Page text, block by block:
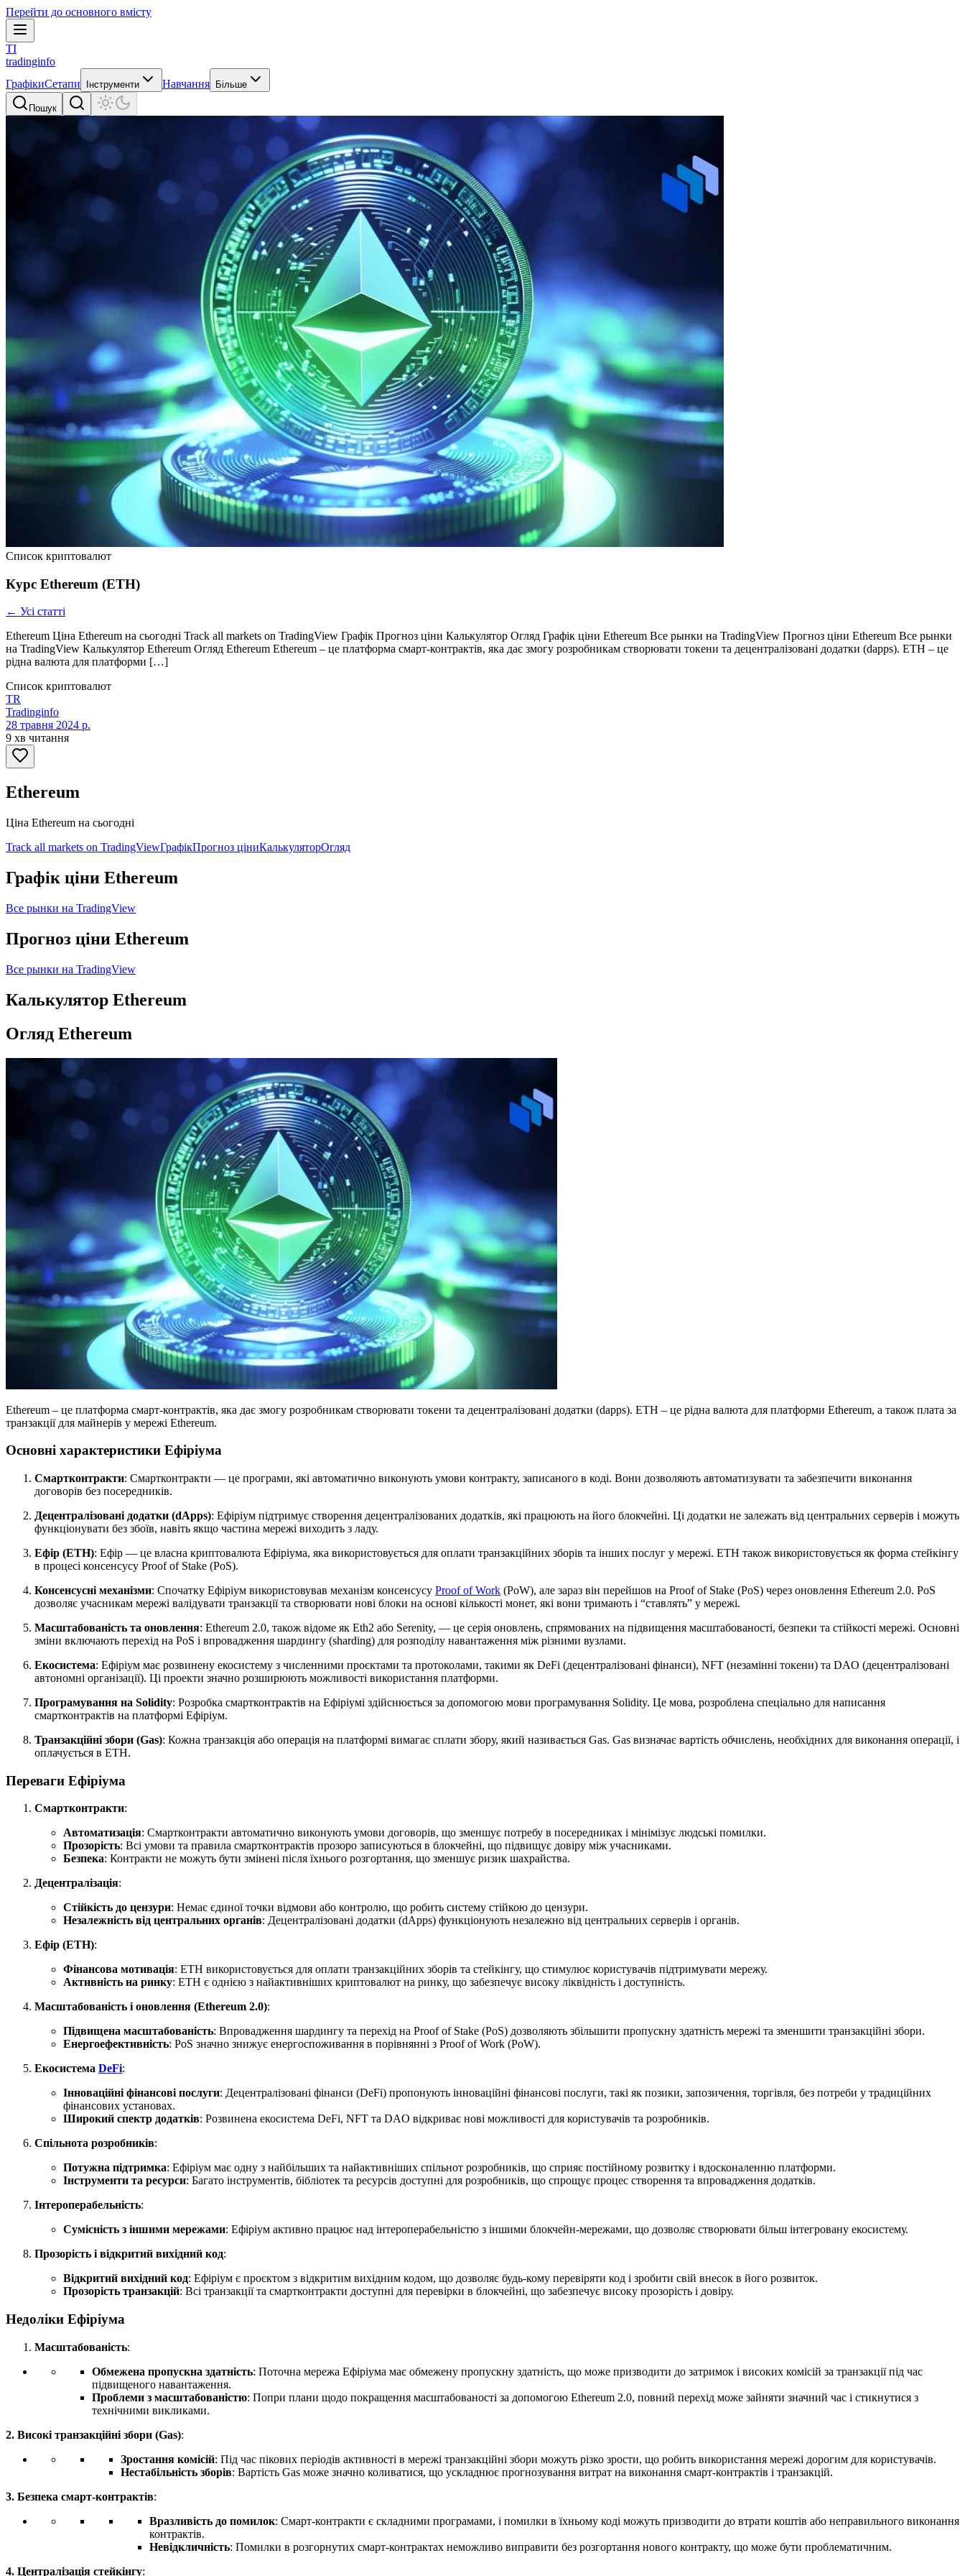
Перейти до основного вмісту
TI
tradinginfo
ГрафікиСетапи Інструменти Навчання Більше
Пошук
Список криптовалют
Курс Ethereum (ETH)
← Усі статті
Ethereum Ціна Ethereum на сьогодні Track all markets on TradingView Графік Прогноз ціни Калькулятор Огляд Графік ціни Ethereum Все рынки на TradingView Прогноз ціни Ethereum Все рынки
на TradingView Калькулятор Ethereum Огляд Ethereum Ethereum – це платформа смарт-контрактів, яка дає змогу розробникам створювати токени та децентралізовані додатки (dapps). ETH – це
рідна валюта для платформи […]
Список криптовалют
TR
Tradinginfo
28 травня 2024 р.
9 хв читання
Ethereum
Ціна Ethereum на сьогодні
Track all markets on TradingViewГрафікПрогноз ціниКалькуляторОгляд
Графік ціни Ethereum
Все рынки на TradingView
Прогноз ціни Ethereum
Все рынки на TradingView
Калькулятор Ethereum
Огляд Ethereum
Ethereum – це платформа смарт-контрактів, яка дає змогу розробникам створювати токени та децентралізовані додатки (dapps). ETH – це рідна валюта для платформи Ethereum, а також плата за
транзакції для майнерів у мережі Ethereum.
Основні характеристики Ефіріума
Смартконтракти: Смартконтракти — це програми, які автоматично виконують умови контракту, записаного в коді. Вони дозволяють автоматизувати та забезпечити виконання
договорів без посередників.
Децентралізовані додатки (dApps): Ефіріум підтримує створення децентралізованих додатків, які працюють на його блокчейні. Ці додатки не залежать від центральних серверів і можуть
функціонувати без збоїв, навіть якщо частина мережі виходить з ладу.
Ефір (ETH): Ефір — це власна криптовалюта Ефіріума, яка використовується для оплати транзакційних зборів та інших послуг у мережі. ETH також використовується як форма стейкінгу
в процесі консенсусу Proof of Stake (PoS).
Консенсусні механізми: Спочатку Ефіріум використовував механізм консенсусу Proof of Work (PoW), але зараз він перейшов на Proof of Stake (PoS) через оновлення Ethereum 2.0. PoS
дозволяє учасникам мережі валідувати транзакції та створювати нові блоки на основі кількості монет, які вони тримають і “ставлять” у мережі.
Масштабованість та оновлення: Ethereum 2.0, також відоме як Eth2 або Serenity, — це серія оновлень, спрямованих на підвищення масштабованості, безпеки та стійкості мережі. Основні
зміни включають перехід на PoS і впровадження шардингу (sharding) для розподілу навантаження між різними вузлами.
Екосистема: Ефіріум має розвинену екосистему з численними проєктами та протоколами, такими як DeFi (децентралізовані фінанси), NFT (незамінні токени) та DAO (децентралізовані
автономні організації). Ці проекти значно розширюють можливості використання платформи.
Програмування на Solidity: Розробка смартконтрактів на Ефіріумі здійснюється за допомогою мови програмування Solidity. Це мова, розроблена спеціально для написання
смартконтрактів на платформі Ефіріум.
Транзакційні збори (Gas): Кожна транзакція або операція на платформі вимагає сплати збору, який називається Gas. Gas визначає вартість обчислень, необхідних для виконання операції, і
оплачується в ETH.
Переваги Ефіріума
Смартконтракти:
Автоматизація: Смартконтракти автоматично виконують умови договорів, що зменшує потребу в посередниках і мінімізує людські помилки.
Прозорість: Всі умови та правила смартконтрактів прозоро записуються в блокчейні, що підвищує довіру між учасниками.
Безпека: Контракти не можуть бути змінені після їхнього розгортання, що зменшує ризик шахрайства.
Децентралізація:
Стійкість до цензури: Немає єдиної точки відмови або контролю, що робить систему стійкою до цензури.
Незалежність від центральних органів: Децентралізовані додатки (dApps) функціонують незалежно від центральних серверів і органів.
Ефір (ETH):
Фінансова мотивація: ETH використовується для оплати транзакційних зборів та стейкінгу, що стимулює користувачів підтримувати мережу.
Активність на ринку: ETH є однією з найактивніших криптовалют на ринку, що забезпечує високу ліквідність і доступність.
Масштабованість і оновлення (Ethereum 2.0):
Підвищена масштабованість: Впровадження шардингу та перехід на Proof of Stake (PoS) дозволяють збільшити пропускну здатність мережі та зменшити транзакційні збори.
Енергоефективність: PoS значно знижує енергоспоживання в порівнянні з Proof of Work (PoW).
Екосистема DeFi:
Інноваційні фінансові послуги: Децентралізовані фінанси (DeFi) пропонують інноваційні фінансові послуги, такі як позики, запозичення, торгівля, без потреби у традиційних
фінансових установах.
Широкий спектр додатків: Розвинена екосистема DeFi, NFT та DAO відкриває нові можливості для користувачів та розробників.
Спільнота розробників:
Потужна підтримка: Ефіріум має одну з найбільших та найактивніших спільнот розробників, що сприяє постійному розвитку і вдосконаленню платформи.
Інструменти та ресурси: Багато інструментів, бібліотек та ресурсів доступні для розробників, що спрощує процес створення та впровадження додатків.
Інтероперабельність:
Сумісність з іншими мережами: Ефіріум активно працює над інтероперабельністю з іншими блокчейн-мережами, що дозволяє створювати більш інтегровану екосистему.
Прозорість і відкритий вихідний код:
Відкритий вихідний код: Ефіріум є проєктом з відкритим вихідним кодом, що дозволяє будь-кому перевіряти код і зробити свій внесок в його розвиток.
Прозорість транзакцій: Всі транзакції та смартконтракти доступні для перевірки в блокчейні, що забезпечує високу прозорість і довіру.
Недоліки Ефіріума
Масштабованість:
Обмежена пропускна здатність: Поточна мережа Ефіріума має обмежену пропускну здатність, що може призводити до затримок і високих комісій за транзакції під час
підвищеного навантаження.
Проблеми з масштабованістю: Попри плани щодо покращення масштабованості за допомогою Ethereum 2.0, повний перехід може зайняти значний час і стикнутися з
технічними викликами.
2. Високі транзакційні збори (Gas):
Зростання комісій: Під час пікових періодів активності в мережі транзакційні збори можуть різко зрости, що робить використання мережі дорогим для користувачів.
Нестабільність зборів: Вартість Gas може значно коливатися, що ускладнює прогнозування витрат на виконання смарт-контрактів і транзакцій.
3. Безпека смарт-контрактів:
Вразливість до помилок: Смарт-контракти є складними програмами, і помилки в їхньому коді можуть призводити до втрати коштів або неправильного виконання
контрактів.
Невідкличність: Помилки в розгорнутих смарт-контрактах неможливо виправити без розгортання нового контракту, що може бути проблематичним.
4. Централізація стейкінгу: